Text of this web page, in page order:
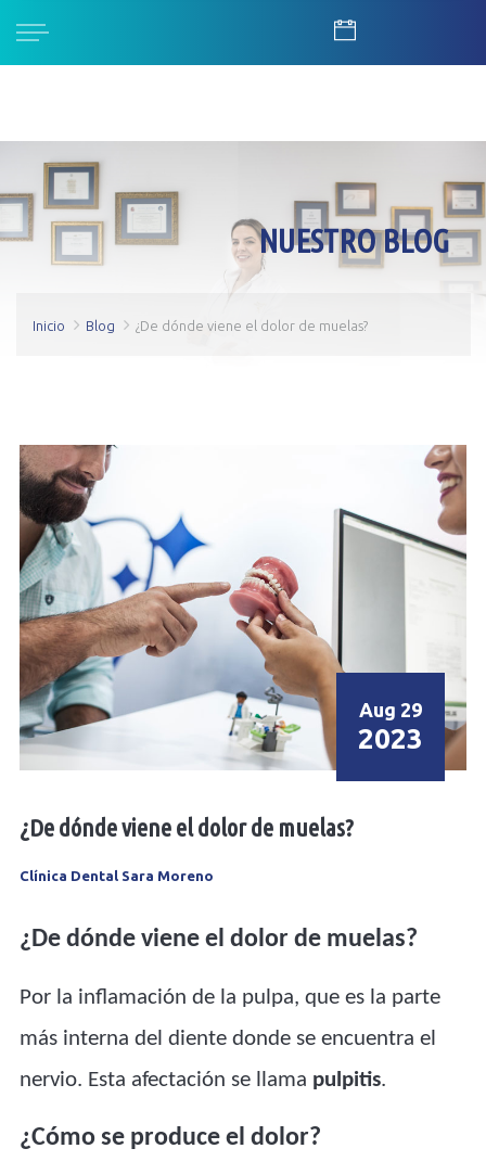
NUESTRO BLOG
Inicio Blog ¿De dónde viene el dolor de muelas?
Aug 29
2023
¿De dónde viene el dolor de muelas?
Clínica Dental Sara Moreno
¿De dónde viene el dolor de muelas?
Por la inflamación de la pulpa, que es la parte
más interna del diente donde se encuentra el
nervio. Esta afectación se llama pulpitis.
¿Cómo se produce el dolor?